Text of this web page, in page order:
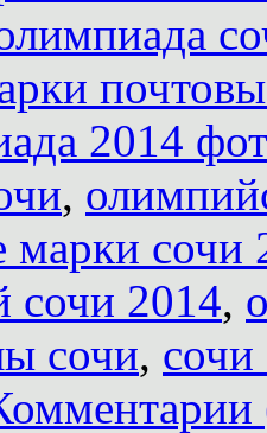
2014
,
марки сочи
сочи 2014,
сочи,